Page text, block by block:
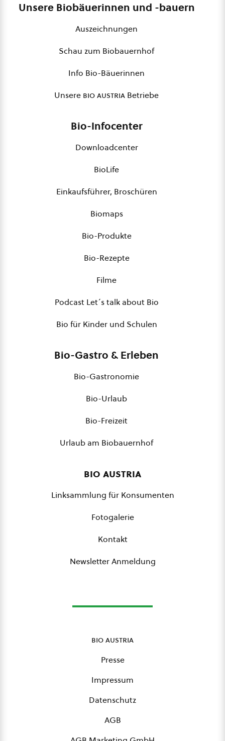
Unsere Biobäuerinnen und -bauern
Auszeichnungen
Schau zum Biobauernhof
Info Bio-Bäuerinnen
Unsere bio austria Betriebe
Bio-Infocenter
Downloadcenter
BioLife
Einkaufsführer, Broschüren
Biomaps
Bio-Produkte
Bio-Rezepte
Filme
Podcast Let´s talk about Bio
Bio für Kinder und Schulen
Bio-Gastro & Erleben
Bio-Gastronomie
Bio-Urlaub
Bio-Freizeit
Urlaub am Biobauernhof
bio austria
Linksammlung für Konsumenten
Fotogalerie
Kontakt
Newsletter Anmeldung
bio austria
Presse
Impressum
Datenschutz
AGB